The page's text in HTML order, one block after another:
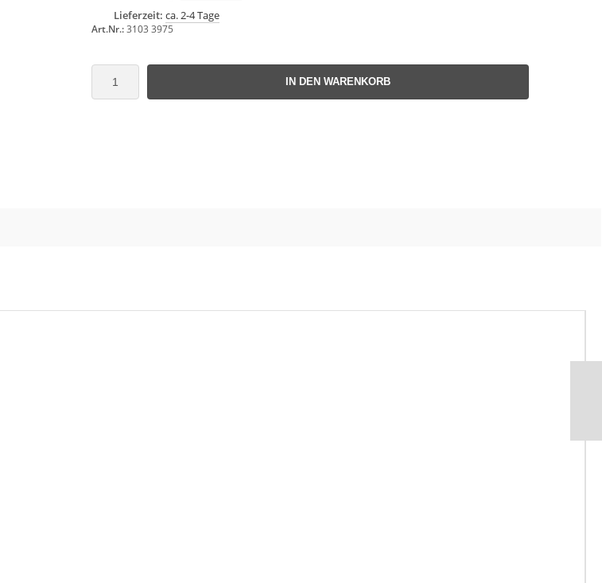
Lieferzeit: ca. 2-4 Tage
Art.Nr.:3103 3975
IN DEN WARENKORB